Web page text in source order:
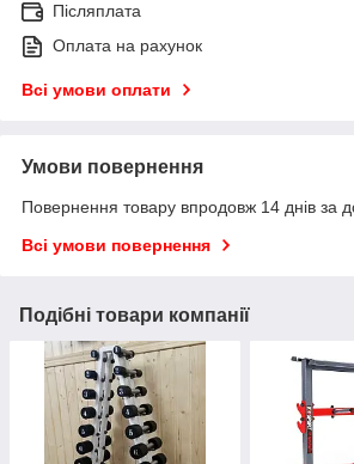
Післяплата
Оплата на рахунок
Всі умови оплати
Умови повернення
Повернення товару впродовж 14 днів за
Всі умови повернення
Подібні товари компанії